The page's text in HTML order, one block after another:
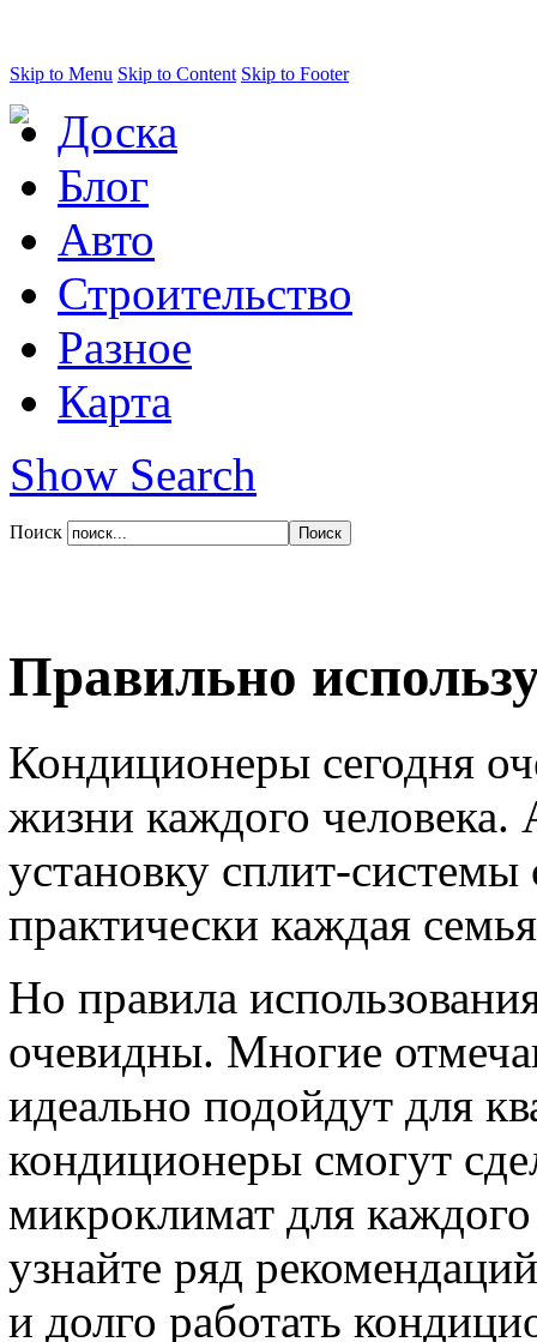
Skip to Menu Skip to Content Skip to Footer
Доска
Блог
Авто
Строительство
Разное
Карта
Show Search
Поиск
Правильно
Кондиционеры сегодня
жизни каждого человека.
установку сплит-системы
практически каждая
Но правила
очевидны. Многие
идеально подойдут для
кондиционеры смогут
микроклимат для
узнайте ряд
и долго работать